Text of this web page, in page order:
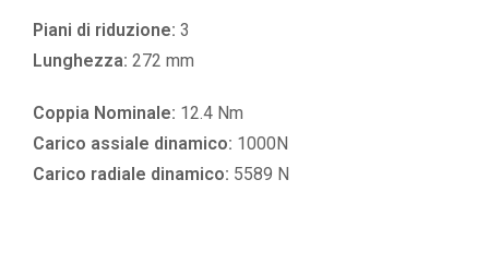
Piani di riduzione: 3
Lunghezza: 272 mm
Coppia Nominale: 12.4 Nm
Carico assiale dinamico: 1000N
Carico radiale dinamico: 5589 N